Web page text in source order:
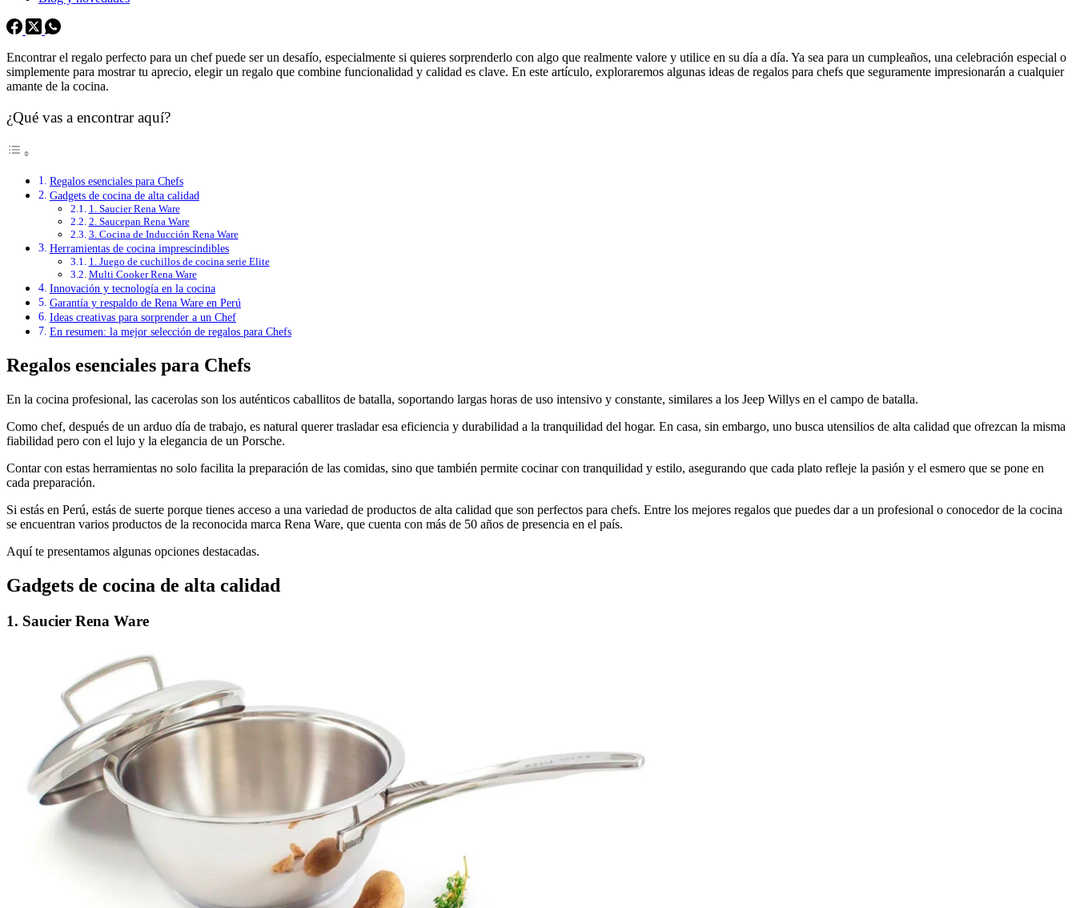
Encontrar el regalo perfecto para un chef puede ser un desafío, especialmente si quieres sorprenderlo con algo que realmente valore y utilice en su día a día. Ya sea para un cumpleaños, una celebración especial o
simplemente para mostrar tu aprecio, elegir un regalo que combine funcionalidad y calidad es clave. En este artículo, exploraremos algunas ideas de regalos para chefs que seguramente impresionarán a cualquier
amante de la cocina.
¿Qué vas a encontrar aquí?
Regalos esenciales para Chefs
Gadgets de cocina de alta calidad
1. Saucier Rena Ware
2. Saucepan Rena Ware
3. Cocina de Inducción Rena Ware
Herramientas de cocina imprescindibles
1. Juego de cuchillos de cocina serie Elite
Multi Cooker Rena Ware
Innovación y tecnología en la cocina
Garantía y respaldo de Rena Ware en Perú
Ideas creativas para sorprender a un Chef
En resumen: la mejor selección de regalos para Chefs
Regalos esenciales para Chefs
En la cocina profesional, las cacerolas son los auténticos caballitos de batalla, soportando largas horas de uso intensivo y constante, similares a los Jeep Willys en el campo de batalla.
Como chef, después de un arduo día de trabajo, es natural querer trasladar esa eficiencia y durabilidad a la tranquilidad del hogar. En casa, sin embargo, uno busca utensilios de alta calidad que ofrezcan la misma
fiabilidad pero con el lujo y la elegancia de un Porsche.
Contar con estas herramientas no solo facilita la preparación de las comidas, sino que también permite cocinar con tranquilidad y estilo, asegurando que cada plato refleje la pasión y el esmero que se pone en
cada preparación.
Si estás en Perú, estás de suerte porque tienes acceso a una variedad de productos de alta calidad que son perfectos para chefs. Entre los mejores regalos que puedes dar a un profesional o conocedor de la cocina
se encuentran varios productos de la reconocida marca Rena Ware, que cuenta con más de 50 años de presencia en el país.
Aquí te presentamos algunas opciones destacadas.
Gadgets de cocina de alta calidad
1. Saucier Rena Ware